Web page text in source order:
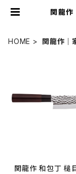
関龍作
HOME 関龍作｜
関龍作 和包丁 槌